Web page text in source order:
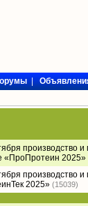
|
производство
«ПроПротеин 2025»
производство
2025» (15039)